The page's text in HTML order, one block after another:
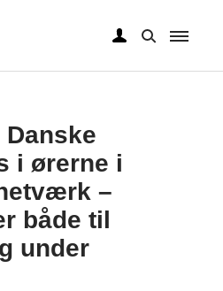
i ørerne i
–
både til
under